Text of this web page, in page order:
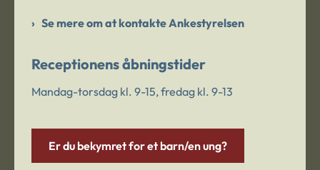
Se mere om at kontakte Ankestyrelsen
Receptionens åbningstider
Mandag-torsdag kl. 9-15, fredag kl. 9-13
Er du bekymret for et barn/en ung?